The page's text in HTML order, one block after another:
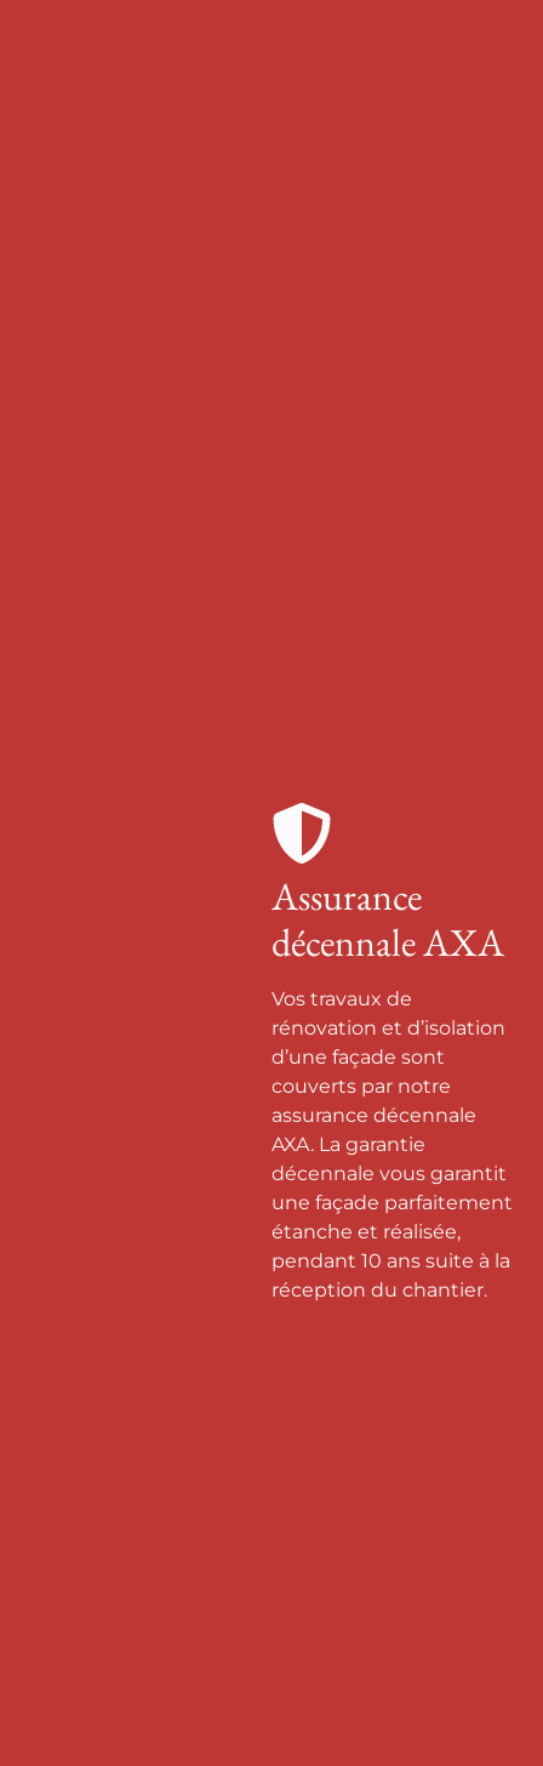
Assurance
décennale AXA
Vos travaux de
rénovation et d’isolation
d’une façade sont
couverts par notre
assurance décennale
AXA. La garantie
décennale vous garantit
une façade parfaitement
étanche et réalisée,
pendant 10 ans suite à la
réception du chantier.